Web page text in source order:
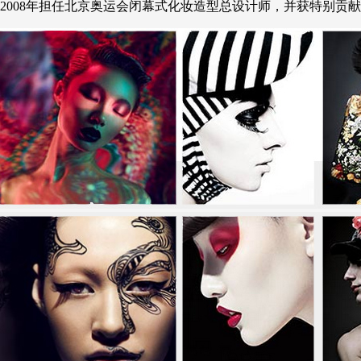
年担任北京奥运会闭幕式化妆造型总设计师，并获特别贡